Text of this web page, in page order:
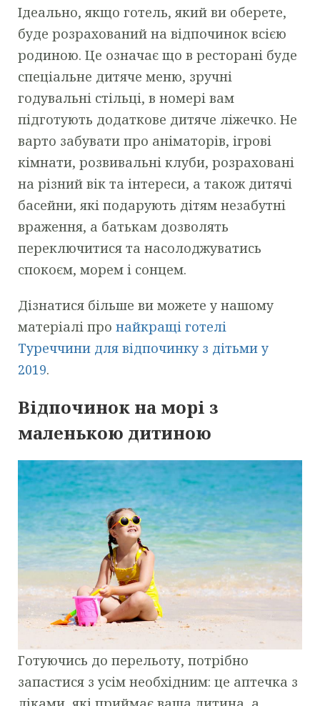
Ідеально, якщо готель, який ви оберете,
буде розрахований на відпочинок всією
родиною. Це означає що в ресторані буде
спеціальне дитяче меню, зручні
годувальні стільці, в номері вам
підготують додаткове дитяче ліжечко. Не
варто забувати про аніматорів, ігрові
кімнати, розвивальні клуби, розраховані
на різний вік та інтереси, а також дитячі
басейни, які подарують дітям незабутні
враження, а батькам дозволять
переключитися та насолоджуватись
спокоєм, морем і сонцем.
Дізнатися більше ви можете у нашому
матеріалі про найкращі готелі
Туреччини для відпочинку з дітьми у
2019.
Відпочинок на морі з
маленькою дитиною
Готуючись до перельоту, потрібно
запастися з усім необхідним: це аптечка з